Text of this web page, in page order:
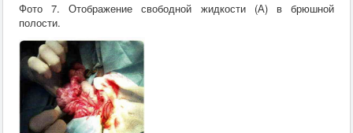
Фото 7. Отображение свободной жидкости (А) в брюшной
полости.